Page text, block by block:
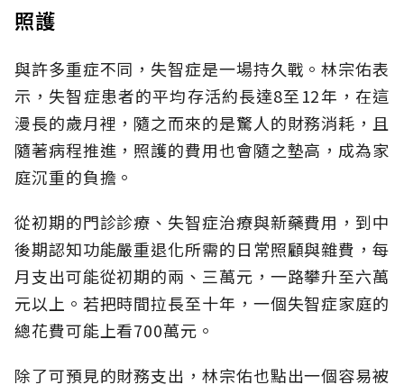
照護
與許多重症不同，失智症是一場持久戰。林宗佑表
示，失智症患者的平均存活約長達8至12年，在這
漫長的歲月裡，隨之而來的是驚人的財務消耗，且
隨著病程推進，照護的費用也會隨之墊高，成為家
庭沉重的負擔。
從初期的門診診療、失智症治療與新藥費用，到中
後期認知功能嚴重退化所需的日常照顧與雜費，每
月支出可能從初期的兩、三萬元，一路攀升至六萬
元以上。若把時間拉長至十年，一個失智症家庭的
總花費可能上看700萬元。
除了可預見的財務支出，林宗佑也點出一個容易被